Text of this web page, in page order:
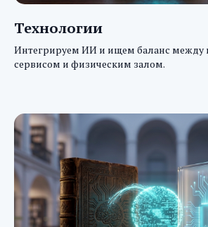
Технологии
Интегрируем ИИ и ищем баланс между
сервисом и физическим залом.